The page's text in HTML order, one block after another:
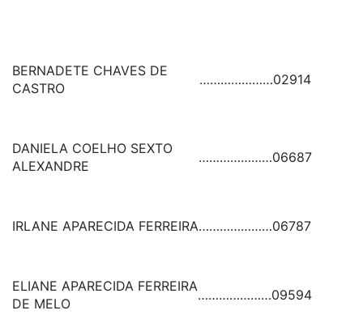
BERNADETE CHAVES DE
CASTRO
…………………02914
DANIELA COELHO SEXTO
ALEXANDRE
…………………06687
IRLANE APARECIDA FERREIRA…………………06787
ELIANE APARECIDA FERREIRA
DE MELO
…………………09594